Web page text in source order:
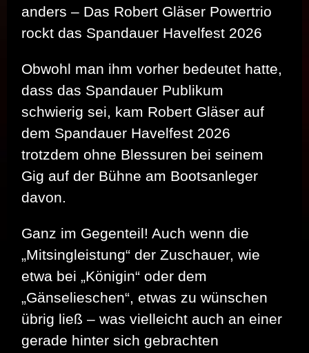
anders – Das Robert Gläser Powertrio
rockt das Spandauer Havelfest 2026
Obwohl man ihm vorher bedeutet hatte,
dass das Spandauer Publikum
schwierig sei, kam Robert Gläser auf
dem Spandauer Havelfest 2026
trotzdem ohne Blessuren bei seinem
Gig auf der Bühne am Bootsanleger
davon.
Ganz im Gegenteil! Auch wenn die
„Mitsingleistung“ der Zuschauer, wie
etwa bei „Königin“ oder dem
„Gänselieschen“, etwas zu wünschen
übrig ließ – was vielleicht auch an einer
gerade hinter sich gebrachten